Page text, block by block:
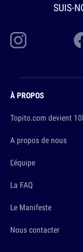
SUIS-
À PROPOS
Topito.com devient
A propos de nous
L'équipe
La FAQ
Le Manifeste
Nous contacter